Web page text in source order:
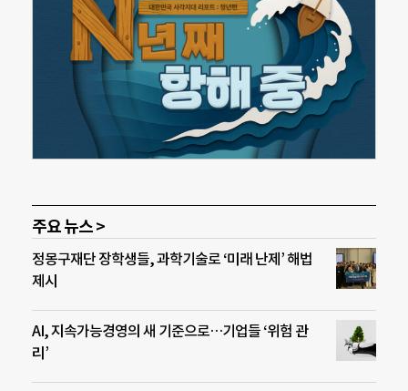
주요 뉴스 >
정몽구재단 장학생들, 과학기술로 ‘미래 난제’ 해법
제시
AI, 지속가능경영의 새 기준으로…기업들 ‘위험 관
리’